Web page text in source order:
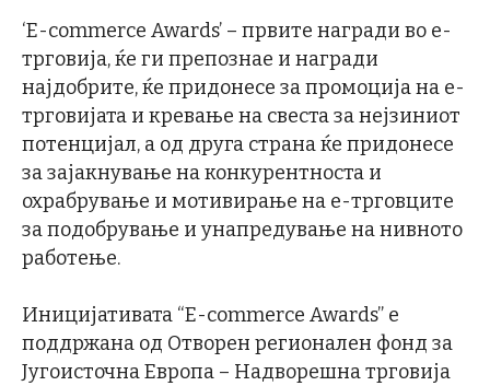
‘E-commerce Awards’ – првите награди во е-
трговија, ќе ги препознае и награди
најдобрите, ќе придонесе за промоција на е-
трговијата и кревање на свеста за нејзиниот
потенцијал, а од друга страна ќе придонесе
за зајакнување на конкурентноста и
охрабрување и мотивирање на е-трговците
за подобрување и унапредување на нивното
работење.
Иницијативата “E-commerce Awards” е
поддржана од Отворен регионален фонд за
Југоисточна Европа – Надворешна трговија